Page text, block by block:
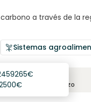
a través de la
Sistemas
plazo
€
€